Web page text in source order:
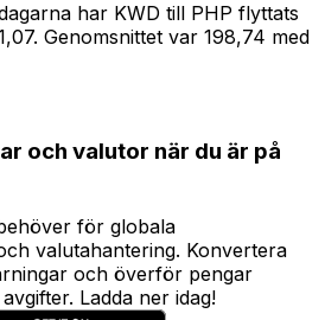
har KWD till PHP flyttats
Genomsnittet var 198,74 med
och valutor när du är på
för globala
valutahantering. Konvertera
och överför pengar
Ladda ner idag!